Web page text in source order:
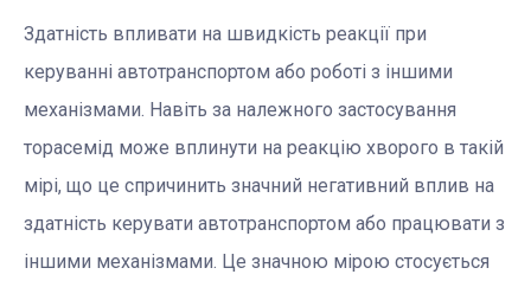
Здатність впливати на швидкість реакції при
керуванні автотранспортом або роботі з іншими
механізмами. Навіть за належного застосування
торасемід може вплинути на реакцію хворого в такій
мірі, що це спричинить значний негативний вплив на
здатність керувати автотранспортом або працювати з
іншими механізмами. Це значною мірою стосується